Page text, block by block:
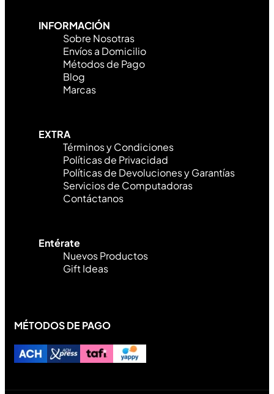
INFORMACIÓN
Sobre Nosotras
Envíos a Domicilio
Métodos de Pago
Blog
Marcas
EXTRA
Términos y Condiciones
Políticas de Privacidad
Políticas de Devoluciones y Garantías
Servicios de Computadoras
Contáctanos
Entérate
Nuevos Productos
Gift Ideas
MÉTODOS DE PAGO